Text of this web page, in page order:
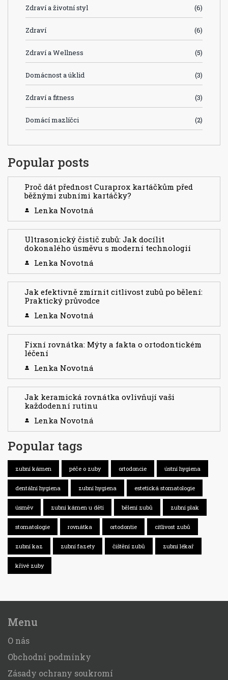
Zdraví a životní styl (6)
Zdraví (6)
Zdraví a Wellness (5)
Domácnost a úklid (3)
Zdraví a fitness (3)
Domácí mazlíčci (2)
Popular posts
Proč dát přednost Curaprox kartáčkům před
běžnými zubními kartáčky?
Lenka Novotná
Ultrasonický čistič zubů: Jak docílit
dokonalého úsměvu s moderní technologií
Lenka Novotná
Jak efektivně zmírnit citlivost zubů po bělení:
Praktický průvodce
Lenka Novotná
Fixní rovnátka: Mýty a fakta o ortodontickém
léčení
Lenka Novotná
Jak keramická rovnátka ovlivňují vaši
každodenní rutinu
Lenka Novotná
Popular tags
zubní kámen péče o zuby ortodoncie ústní hygiena
dentální hygiena zubní hygiena estetická stomatologie
úsměv zubní kámen u dětí bělení zubů zubní plak
stomatologie rovnátka ortodontie citlivost zubů
zubní kaz zubní fazety čištění zubů zubní lékař
křivé zuby
Menu
O nás
Obchodní podmínky
Zásady ochrany soukromí